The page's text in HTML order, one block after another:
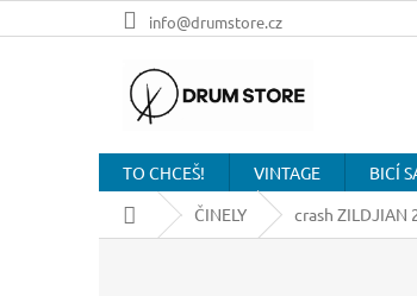
na
info@drumstore.cz
TO CHCEŠ! VINTAGE BICÍ
Domů
ČINELY crash ZILDJIAN